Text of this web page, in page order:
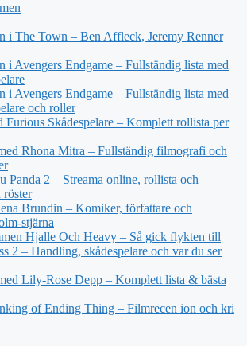
i The Town – Ben Affleck, Jeremy Renner
i Avengers Endgame – Fullständig lista med
i Avengers Endgame – Fullständig lista med
och roller
Furious Skådespelare – Komplett rollista per
Rhona Mitra – Fullständig filmografi och
Panda 2 – Streama online, rollista och
röster
Brundin – Komiker, författare och
stjärna
Hjalle Och Heavy – Så gick flykten till
2 – Handling, skådespelare och var du ser
Lily-Rose Depp – Komplett lista & bästa
of Ending Thing – Filmrecen ion och kri